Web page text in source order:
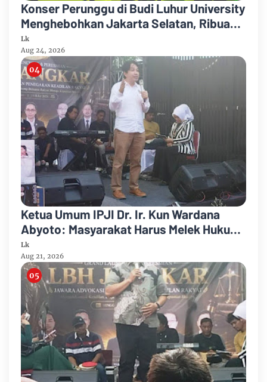
Konser Perunggu di Budi Luhur University
Menghebohkan Jakarta Selatan, Ribuan
Penonton Larut dalam Euforia!
Lk
Aug 24, 2026
Ketua Umum IPJI Dr. Ir. Kun Wardana
Abyoto: Masyarakat Harus Melek Hukum
dan Melek Teknologi di Era AI
Lk
Aug 21, 2026